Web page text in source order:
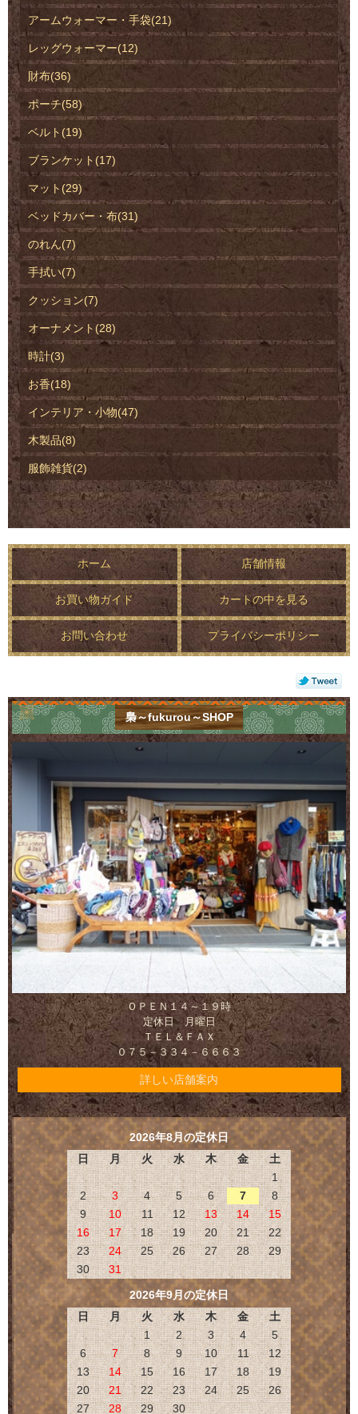
アームウォーマー・手袋(21)
レッグウォーマー(12)
財布(36)
ポーチ(58)
ベルト(19)
ブランケット(17)
マット(29)
ベッドカバー・布(31)
のれん(7)
手拭い(7)
クッション(7)
オーナメント(28)
時計(3)
お香(18)
インテリア・小物(47)
木製品(8)
服飾雑貨(2)
ホーム 店舗情報
お買い物ガイド カートの中を見る
お問い合わせ プライバシーポリシー
梟～fukurou～SHOP
ＯＰＥＮ１４～１９時
定休日 月曜日
ＴＥＬ＆ＦＡＸ
０７５－３３４－６６６３
詳しい店舗案内
2026年8月の定休日
日
月 火 水 木 金
土
1
2
3 4 5 6 7
8
9
10 11 12 13 14
15
16
17 18 19 20 21
22
23
24 25 26 27 28
29
30
31
2026年9月の定休日
日
月 火 水 木 金
土
1
2 3 4
5
6
7 8 9 10 11
12
13
14 15 16 17 18
19
20
21 22 23 24 25
26
27
28 29 30